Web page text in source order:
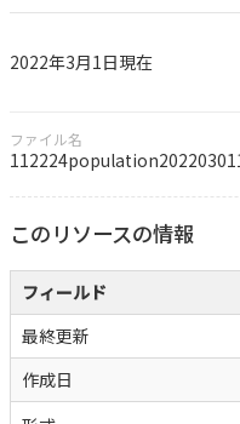
2022年3月1日現在
ファイル名
このリソースの情報
フィールド
最終更新
作成日